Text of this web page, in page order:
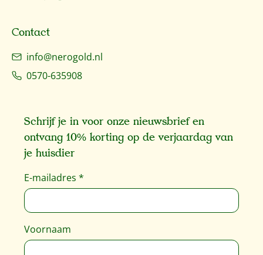
Contact
info@nerogold.nl
0570-635908
Schrijf je in voor onze nieuwsbrief en
ontvang 10% korting op de verjaardag van
je huisdier
E-mailadres *
Voornaam